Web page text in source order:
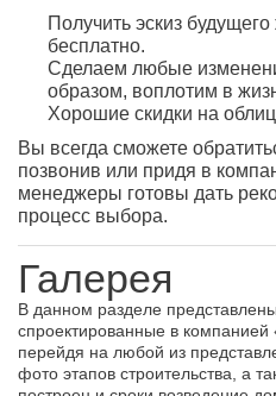
Получить эскиз
бесплатно.
Сделаем любые
образом, воплотим в
Хорошие скидки на
Вы всегда сможете
позвонив или придя в
менеджеры готовы дать
процесс выбора.
Галерея
В данном разделе
спроектированные в
перейдя на любой из
фото этапов строительства, а